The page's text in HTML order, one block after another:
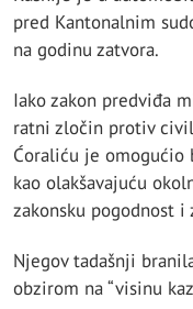
pred Kantonalnim
na godinu zatvora.
Iako zakon predviđa
ratni zločin protiv
Ćoraliću je omogućio
kao olakšavajuću
zakonsku pogodnost i
Njegov tadašnji
obzirom na “visinu